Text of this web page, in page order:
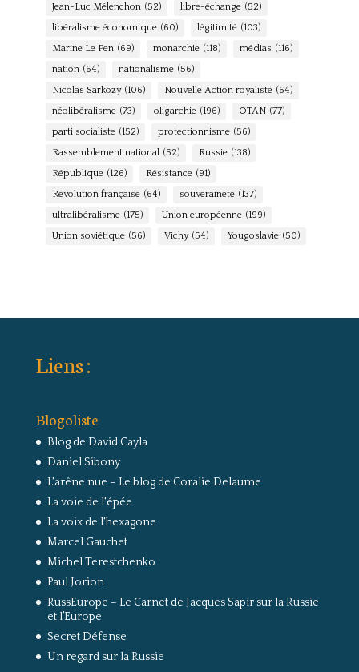
Jean-Luc Mélenchon (52) libre-échange (52)
libéralisme économique (60) légitimité (103)
Marine Le Pen (69) monarchie (118) médias (116)
nation (64) nationalisme (56)
Nicolas Sarkozy (106) Nouvelle Action royaliste (64)
néolibéralisme (73) oligarchie (196) OTAN (77)
parti socialiste (152) protectionnisme (56)
Rassemblement national (52) Russie (138)
République (126) Résistance (91)
Révolution française (64) souveraineté (137)
ultralibéralisme (175) Union européenne (199)
Union soviétique (56) Vichy (54) Yougoslavie (50)
Liens :
Blogoliste
Blog de David Cayla
Daniel Sibony
L'arêne nue – Le blog de Coralie Delaume
La voie de l'épée
La voix de l'hexagone
Marcel Gauchet
Michel Terestchenko
Paul Jorion
RussEurope – Le Carnet de Jacques Sapir sur la Russie
et l’Europe
Secret Défense
Un regard sur la Russie